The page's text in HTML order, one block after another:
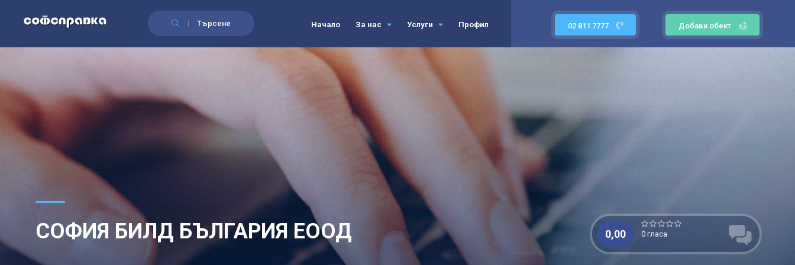
Търсене Добави обект
02 811 7777
Начало За нас Услуги Профил
СОФИЯ БИЛД БЪЛГАРИЯ ЕООД 0,00 0 гласа